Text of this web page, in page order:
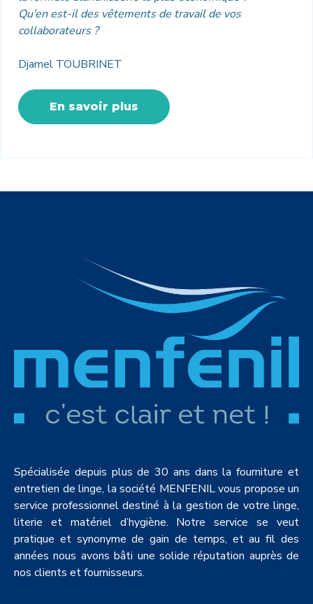
Qu’en est-il des vêtements de travail de vos
collaborateurs ?
Djamel TOUBRINET
En savoir plus
Spécialisée depuis plus de 30 ans dans la fourniture et
entretien de linge, la société MENFENIL vous propose un
service professionnel destiné à la gestion de votre linge,
literie et matériel d’hygiène. Notre service se veut
pratique et synonyme de gain de temps, et au fil des
années nous avons bâti une solide réputation auprès de
nos clients et fournisseurs.